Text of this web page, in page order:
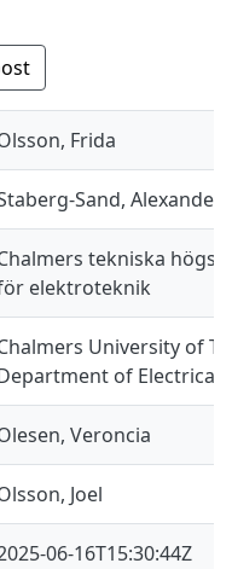
Frida
Sand, Alexander
tekniska
elektroteknik
University of
of Electrical
Veroncia
Joel
06-16T15:30:44Z